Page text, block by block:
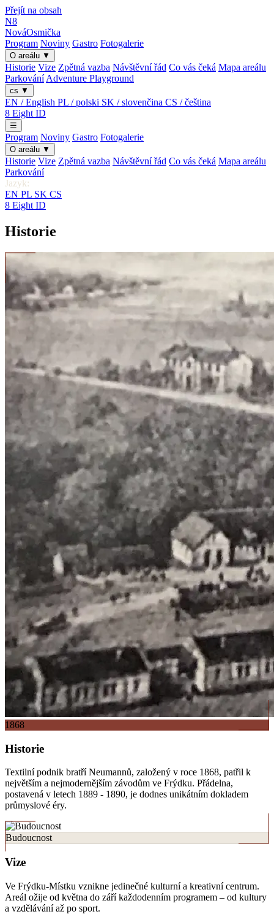
Přejít na obsah
N8
NováOsmička
Program Noviny Gastro Fotogalerie
O areálu ▼
Historie Vize Zpětná vazba Návštěvní řád Co vás čeká Mapa areálu
Parkování Adventure Playground
cs ▼
EN / English PL / polski SK / slovenčina CS / čeština
8 Eight ID
☰
Program Noviny Gastro Fotogalerie
O areálu ▼
Historie Vize Zpětná vazba Návštěvní řád Co vás čeká Mapa areálu
Parkování
Jazyk:
EN PL SK CS
8 Eight ID
Historie
1868
Historie
Textilní podnik bratří Neumannů, založený v roce 1868, patřil k
největším a nejmodernějším závodům ve Frýdku. Přádelna,
postavená v letech 1889 - 1890, je dodnes unikátním dokladem
průmyslové éry.
Budoucnost
Vize
Ve Frýdku-Místku vznikne jedinečné kulturní a kreativní centrum.
Areál ožije od května do září každodenním programem – od kultury
a vzdělávání až po sport.